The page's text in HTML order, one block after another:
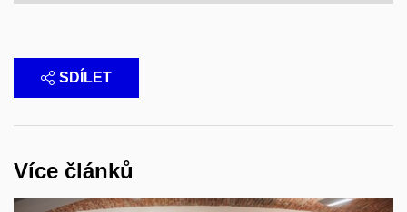
SDÍLET
Více článků